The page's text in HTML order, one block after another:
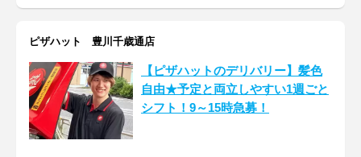
ピザハット 豊川千歳通店
【ピザハットのデリバリー】髪色
自由★予定と両立しやすい1週ごと
シフト！9～15時急募！